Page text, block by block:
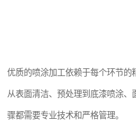
优质的喷涂加工依赖于每个环节的
从表面清洁、预处理到底漆喷涂
骤都需要专业技术和严格管理。